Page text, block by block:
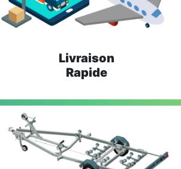
Livraison
Rapide